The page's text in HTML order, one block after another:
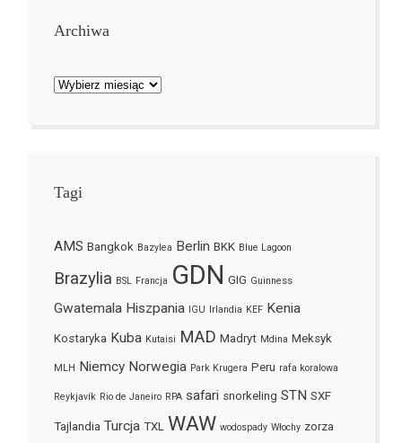
Archiwa
Archiwa
Tagi
AMS Bangkok Bazylea Berlin BKK Blue Lagoon
Brazylia BSL Francja GDN GIG Guinness
Gwatemala Hiszpania IGU Irlandia KEF Kenia
Kostaryka Kuba Kutaisi MAD Madryt Mdina Meksyk
MLH Niemcy Norwegia Park Krugera Peru rafa koralowa
Reykjavík Rio de Janeiro RPA safari snorkeling STN SXF
Tajlandia Turcja TXL WAW wodospady Włochy zorza